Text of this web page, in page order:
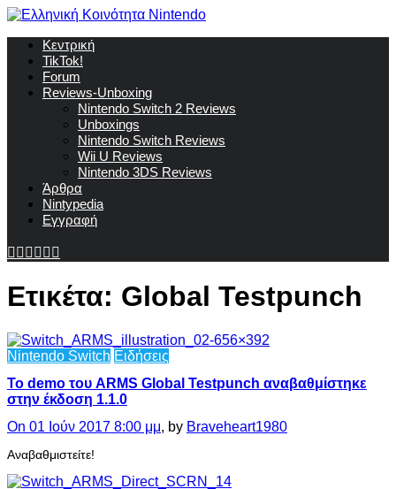
Κεντρική
TikTok!
Forum
Reviews-Unboxing
Nintendo Switch 2 Reviews
Unboxings
Nintendo Switch Reviews
Wii U Reviews
Nintendo 3DS Reviews
Άρθρα
Nintypedia
Εγγραφή
Ετικέτα: Global Testpunch
Nintendo Switch Ειδήσεις
To demo του ARMS Global Testpunch αναβαθμίστηκε
στην έκδοση 1.1.0
On 01 Ιούν 2017 8:00 μμ, by Braveheart1980
Αναβαθμιστείτε!